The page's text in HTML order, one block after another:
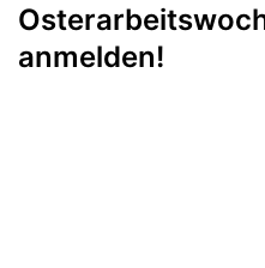
anmelden!